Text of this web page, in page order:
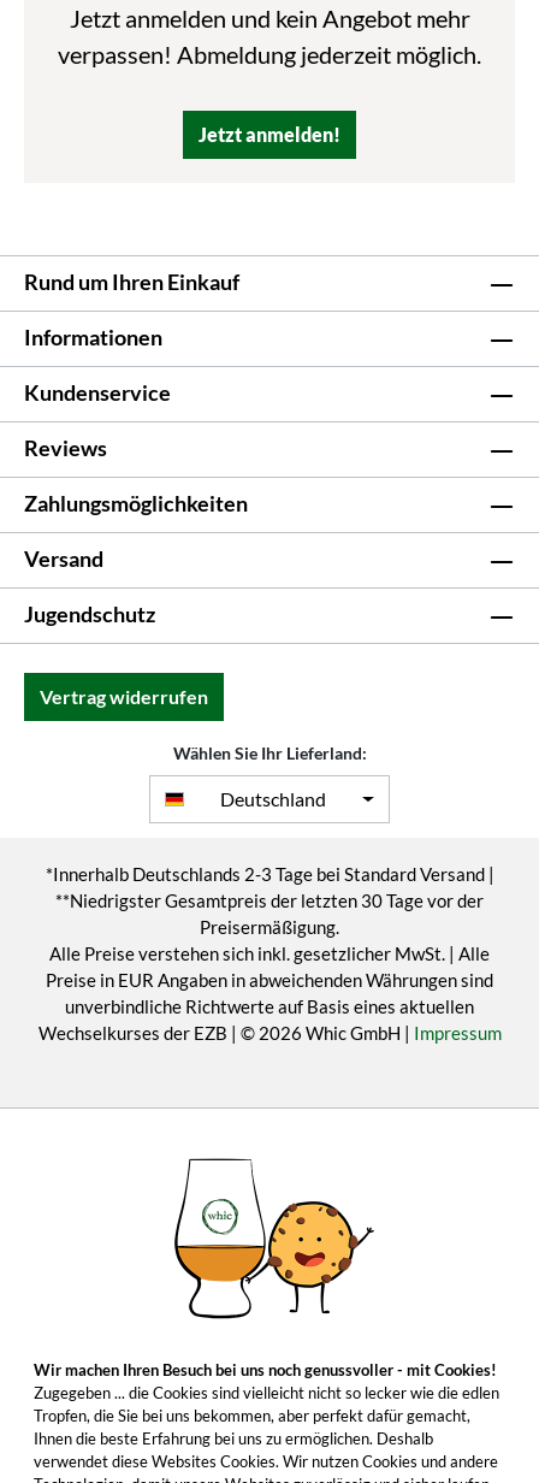
Jetzt anmelden und kein Angebot mehr
verpassen! Abmeldung jederzeit möglich.
Jetzt anmelden!
Rund um Ihren Einkauf
Informationen
Kundenservice
Reviews
Zahlungsmöglichkeiten
Versand
Jugendschutz
Vertrag widerrufen
Wählen Sie Ihr Lieferland:
Deutschland
*Innerhalb Deutschlands 2-3 Tage bei Standard Versand |
**Niedrigster Gesamtpreis der letzten 30 Tage vor der
Preisermäßigung.
Alle Preise verstehen sich inkl. gesetzlicher MwSt. | Alle
Preise in EUR Angaben in abweichenden Währungen sind
unverbindliche Richtwerte auf Basis eines aktuellen
Wechselkurses der EZB | © 2026 Whic GmbH | Impressum
Wir machen Ihren Besuch bei uns noch genussvoller - mit Cookies!
Zugegeben ... die Cookies sind vielleicht nicht so lecker wie die edlen
Tropfen, die Sie bei uns bekommen, aber perfekt dafür gemacht,
Ihnen die beste Erfahrung bei uns zu ermöglichen. Deshalb
verwendet diese Websites Cookies. Wir nutzen Cookies und andere